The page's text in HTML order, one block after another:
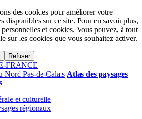
des cookies pour améliorer votre
disponibles sur ce site. Pour en savoir plus,
et cookies. Vous pouvez, à tout
sur les cookies que vous souhaitez activer.
Refuser
Atlas des paysages